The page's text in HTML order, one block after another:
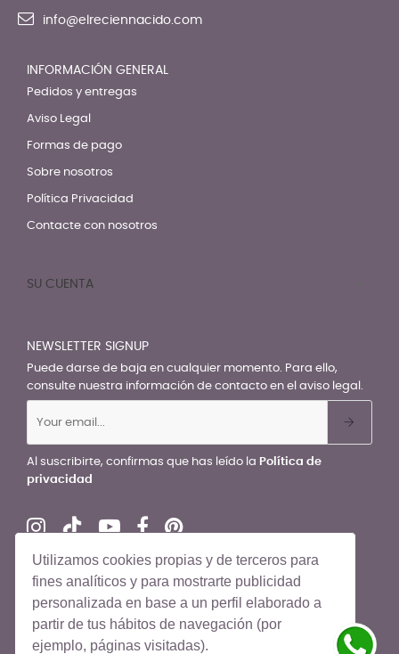
Utilizamos cookies propias y de terceros para
fines analíticos y para mostrarte publicidad
personalizada en base a un perfil elaborado a
partir de tus hábitos de navegación (por
ejemplo, páginas visitadas).
info@elreciennacido.com
INFORMACIÓN GENERAL
Pedidos y entregas
Aviso Legal
Formas de pago
Sobre nosotros
Política Privacidad
Contacte con nosotros
SU CUENTA
NEWSLETTER SIGNUP
Puede darse de baja en cualquier momento. Para ello,
consulte nuestra información de contacto en el aviso legal.
Al suscribirte, confirmas que has leído la Política de
privacidad
© El Recién Nacido 2026. Todos los derechos reservados